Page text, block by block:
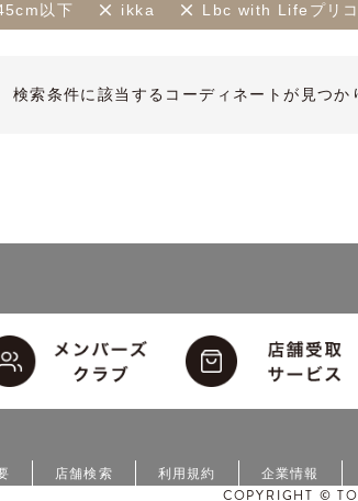
以下 ikka Lbc with Lifeプリ
検索条件に該当するコーディネートが見つ
店舗検索 利用規約 企業情報
COPYRIGHT ©